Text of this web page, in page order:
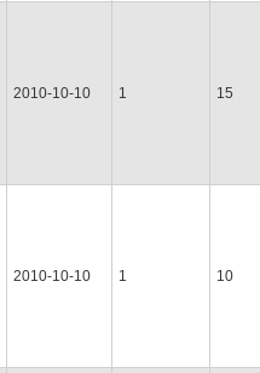
2010-10-10 1 15
2010-10-10 1 10